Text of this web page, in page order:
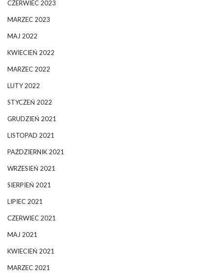
CZERWIEC 2023
MARZEC 2023
MAJ 2022
KWIECIEŃ 2022
MARZEC 2022
LUTY 2022
STYCZEŃ 2022
GRUDZIEŃ 2021
LISTOPAD 2021
PAŹDZIERNIK 2021
WRZESIEŃ 2021
SIERPIEŃ 2021
LIPIEC 2021
CZERWIEC 2021
MAJ 2021
KWIECIEŃ 2021
MARZEC 2021